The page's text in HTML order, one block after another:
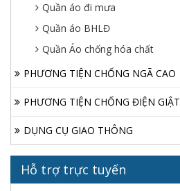
Quần áo đi mưa
Quần áo BHLĐ
Quần Áo chống hóa chất
PHƯƠNG TIỆN CHỐNG NGÃ CAO
PHƯƠNG TIỆN CHỐNG ĐIỆN GIẬT
DỤNG CỤ GIAO THÔNG
Hỗ trợ trực tuyến